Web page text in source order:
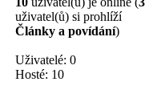
uživatel(ů) si prohlíží
Články a povídání)
Uživatelé: 0
Hosté: 10